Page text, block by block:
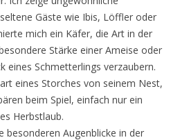
Gäste wie Ibis, Löffler oder
mich ein Käfer, die Art in der
Stärke einer Ameise oder
eines Schmetterlings verzaubern.
eines Storches von seinem Nest,
beim Spiel, einfach nur ein
Herbstlaub.
besonderen Augenblicke in der